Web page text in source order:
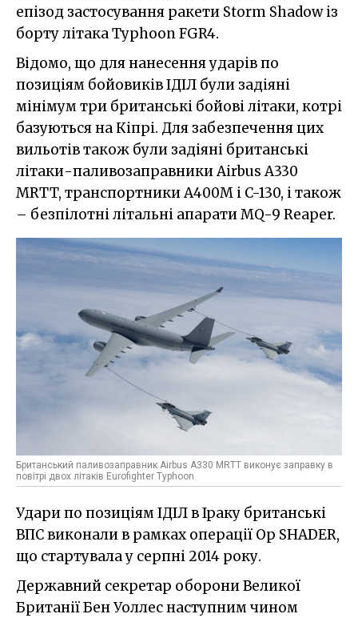
епізод застосування ракети Storm Shadow із
борту літака Typhoon FGR4.
Відомо, що для нанесення ударів по
позиціям бойовиків ІДІЛ були задіяні
мінімум три британські бойові літаки, котрі
базуються на Кіпрі. Для забезпечення цих
вильотів також були задіяні британські
літаки-паливозаправники Airbus A330
MRTT, транспортники A400M і C-130, і також
– безпілотні літальні апарати MQ-9 Reaper.
Британський паливозаправник Airbus A330 MRTT виконує заправку в
повітрі двох літаків Eurofighter Typhoon
Удари по позиціям ІДІЛ в Іраку британські
ВПС виконали в рамках операції Op SHADER,
що стартувала у серпні 2014 року.
Державний секретар оборони Великої
Британії Бен Уоллес наступним чином